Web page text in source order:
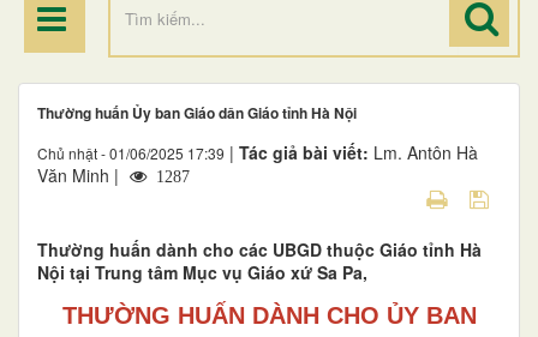
Thường huấn Ủy ban Giáo dân Giáo tỉnh Hà Nội
Chủ nhật - 01/06/2025 17:39 | Tác giả bài viết: Lm. Antôn Hà
Văn Minh |
1287
Thường huấn dành cho các UBGD thuộc Giáo tỉnh Hà
Nội tại Trung tâm Mục vụ Giáo xứ Sa Pa,
THƯỜNG HUẤN DÀNH CHO ỦY BAN